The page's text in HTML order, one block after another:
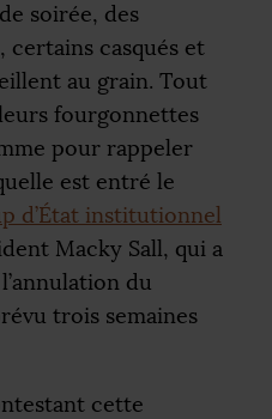
soirée, des
certains casqués et
au grain. Tout
fourgonnettes
pour rappeler
est entré le
d’État institutionnel
Macky Sall, qui a
du
trois semaines
cette